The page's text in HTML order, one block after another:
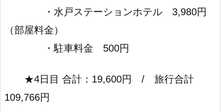
・水戸ステーションホテル 3,980円
（部屋料金）
・駐車料金 500円
★4日目 合計：19,600円 / 旅行合計
109,766円